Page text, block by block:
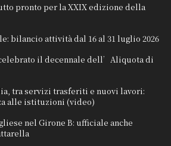
pronto per la XXIX edizione della
bilancio attività dal 16 al 31 luglio 2026
il decennale dell’Aliquota di
tra servizi trasferiti e nuovi lavori:
alle istituzioni (video)
nel Girone B: ufficiale anche